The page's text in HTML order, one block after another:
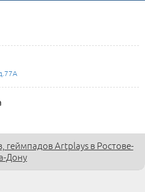
геймпадов Artplays в Ростове-
Дону